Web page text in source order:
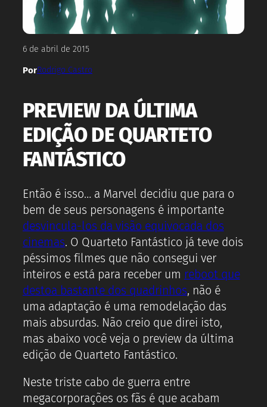
6 de abril de 2015
PorRodrigo Castro
PREVIEW DA ÚLTIMA
EDIÇÃO DE QUARTETO
FANTÁSTICO
Então é isso… a Marvel decidiu que para o
bem de seus personagens é importante
desvincula-los da visão equivocada dos
cinemas. O Quarteto Fantástico já teve dois
péssimos filmes que não consegui ver
inteiros e está para receber um reboot que
destoa bastante dos quadrinhos, não é
uma adaptação é uma remodelação das
mais absurdas. Não creio que direi isto,
mas abaixo você veja o preview da última
edição de Quarteto Fantástico.
Neste triste cabo de guerra entre
megacorporações os fãs é que acabam